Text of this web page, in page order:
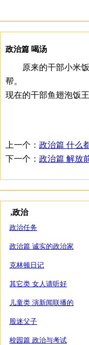
政治篇 喝汤
原来的干部小米饭
帮。
现在的干部鱼翅泡饭
上一个： 政治篇 什么
下一个： 政治篇 解放
,政治
政治任务
政治篇 诚实的政治家
克林顿日记
其它类 女人请听好
儿童类 演新闻联播的
股迷父子
校园篇 政治与考试